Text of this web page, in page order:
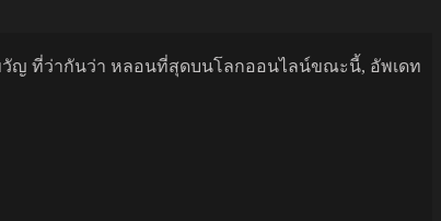
ขวัญ ที่ว่ากันว่า หลอนที่สุดบนโลกออนไลน์ขณะนี้, อัพเดท